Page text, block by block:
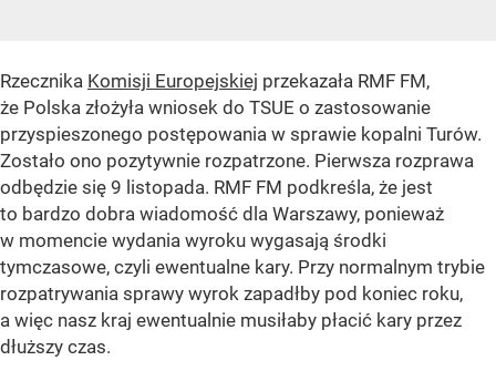
Rzecznika Komisji Europejskiej przekazała RMF FM,
że Polska złożyła wniosek do TSUE o zastosowanie
przyspieszonego postępowania w sprawie kopalni Turów.
Zostało ono pozytywnie rozpatrzone. Pierwsza rozprawa
odbędzie się 9 listopada. RMF FM podkreśla, że jest
to bardzo dobra wiadomość dla Warszawy, ponieważ
w momencie wydania wyroku wygasają środki
tymczasowe, czyli ewentualne kary. Przy normalnym trybie
rozpatrywania sprawy wyrok zapadłby pod koniec roku,
a więc nasz kraj ewentualnie musiłaby płacić kary przez
dłuższy czas.